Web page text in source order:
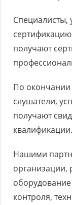
получают
По
слушатели,
получают
квалификации.
Нашими
контроля,